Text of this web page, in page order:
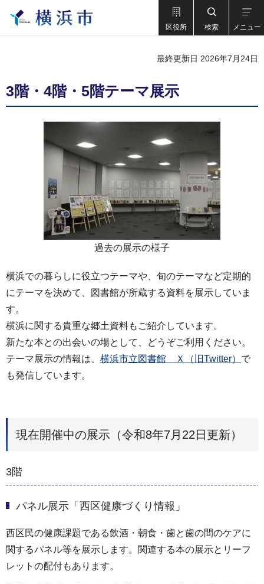
区役所 検索 メニュー
最終更新日 2026年7月24日
3階・4階・5階テーマ展示
過去の展示の様子
横浜での暮らしに役立つテーマや、旬のテーマなど定期的
にテーマを決めて、図書館が所蔵する資料を展示していま
す。
横浜に関する貴重な郷土資料もご紹介しています。
新たな本との出会いの場として、どうぞご利用ください。
テーマ展示の情報は、 横浜市立図書館 Ｘ（旧Twitter） で
も発信しています。
現在開催中の展示（令和8年7月22日更新）
3階
パネル展示「西区健康づくり情報」
西区民の健康課題である飲酒・朝食・歯と歯の間のケアに
関するパネル等を展示します。関連する本の展示とリーフ
レットの配付もあります。